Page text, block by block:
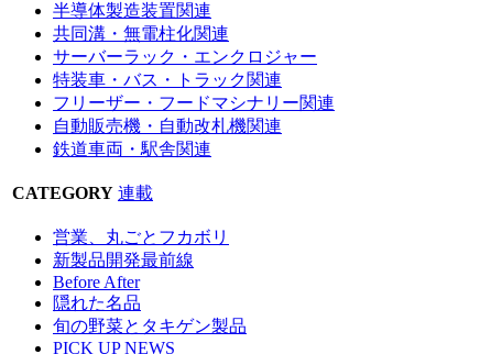
半導体製造装置関連
共同溝・無電柱化関連
サーバーラック・エンクロジャー
特装車・バス・トラック関連
フリーザー・フードマシナリー関連
自動販売機・自動改札機関連
鉄道車両・駅舎関連
CATEGORY 連載
営業、丸ごとフカボリ
新製品開発最前線
Before After
隠れた名品
旬の野菜とタキゲン製品
PICK UP NEWS